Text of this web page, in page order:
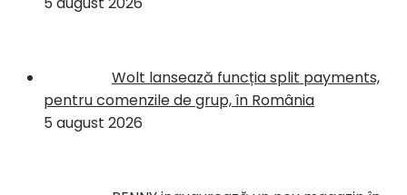
Wolt lansează funcția split payments,
pentru comenzile de grup, în România
5 august 2026